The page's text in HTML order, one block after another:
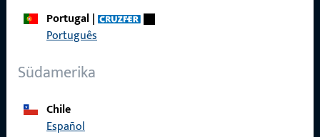
Portugal|
Português
Südamerika
Chile
Español
Social Media